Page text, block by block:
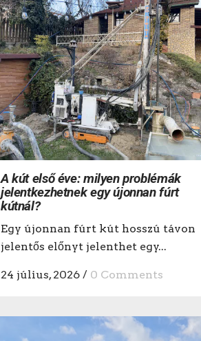
A kút első éve: milyen problémák
jelentkezhetnek egy újonnan fúrt
kútnál?
Egy újonnan fúrt kút hosszú távon
jelentős előnyt jelenthet egy...
24 július, 2026 / 0 Comments